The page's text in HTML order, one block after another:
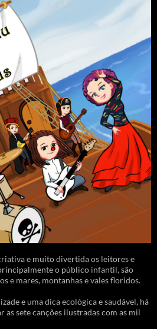
e muito divertida os leitores e
o público infantil, são
e mares, montanhas e vales floridos.
e uma dica ecológica e saudável, há
as sete canções ilustradas com as mil